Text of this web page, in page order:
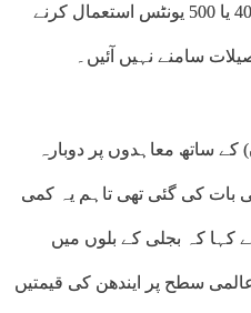
ہوتی تو حکومت عوام کو واضح اعداد و شمار کے ساتھ بتاتی کہ 400 یا 500 یونٹس استعمال کرنے
سامنے نہیں آئیں۔
ساتھ معاہدوں پر دوبارہ
81 پیسے فی یونٹ کمی کی بات کی گئی تھی تاہم یہ کمی
کہا کہ بجلی کے بلوں میں
سطح پر ایندھن کی قیمتیں